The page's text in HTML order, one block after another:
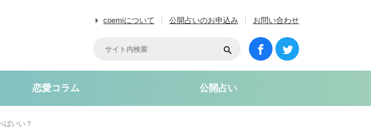
coemiについて 公開占いのお申込み お問い合わせ
恋愛コラム 公開占い
ばいい？